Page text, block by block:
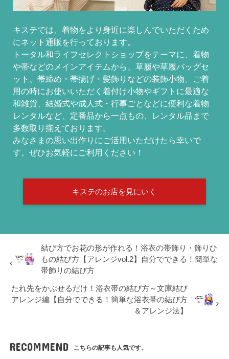
キステでは、着物をより身近に楽しんでいただくため
にネット通販を行っております。
トータル和ライフセレクトショップをテーマに、着物
や帯などのメインアイテムから、草履や草履バッグセ
ット、帯締め・帯揚げ・髪飾りなどの装飾小物、ご着
用の時にお使いいただく着付け小物やギフトに最適な
和雑貨、結婚式や成人式・行事ごとなどに便利な着物
レンタルなど、定番品から一点もの、レンタル品まで
多数取り揃えております。
みなさまの思い出作りにご活用いただけたら幸いで
す。ぜひお気軽にご利用ください！
キステのお店を見にいく
結び方でお花の形が作れる！浴衣の帯飾り・飾りひ
もの結び方【アレンジvol.2】自分でできる！簡単な
帯飾りの結び方
たれ先をかぶせるだけ！浴衣帯の結び方～文庫結び
アレンジ編【自分でできる！簡単な浴衣帯の結び方
＆アレンジ法】
RECOMMEND こちらの記事も人気です。